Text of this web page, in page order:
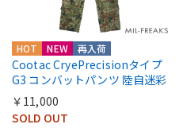
HOT NEW 再入荷
Cootac CryePrecisionタイプ
G3 コンバットパンツ 陸自迷彩
￥11,000
SOLD OUT